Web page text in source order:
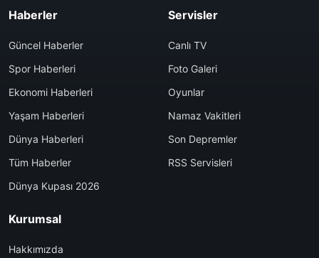
Haberler
Güncel Haberler
Spor Haberleri
Ekonomi Haberleri
Yaşam Haberleri
Dünya Haberleri
Tüm Haberler
Dünya Kupası 2026
Servisler
Canlı TV
Foto Galeri
Oyunlar
Namaz Vakitleri
Son Depremler
RSS Servisleri
Kurumsal
Hakkımızda